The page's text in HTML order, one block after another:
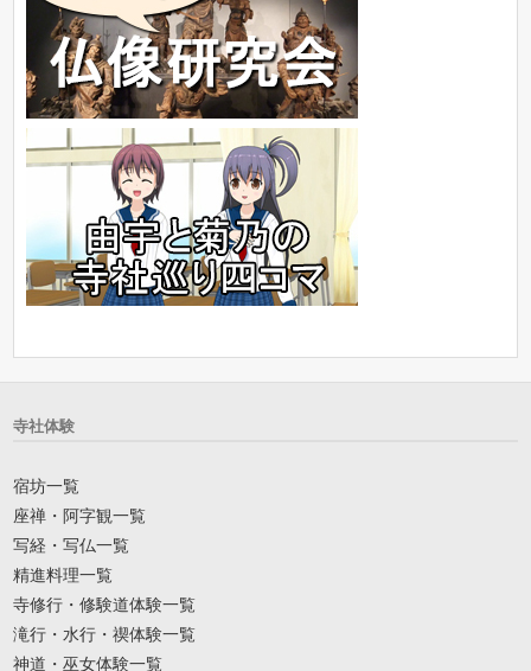
寺社体験
宿坊一覧
座禅・阿字観一覧
写経・写仏一覧
精進料理一覧
寺修行・修験道体験一覧
滝行・水行・禊体験一覧
神道・巫女体験一覧